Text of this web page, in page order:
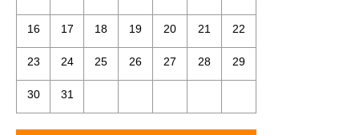
16 17 18 19 20 21 22
23 24 25 26 27 28 29
30 31